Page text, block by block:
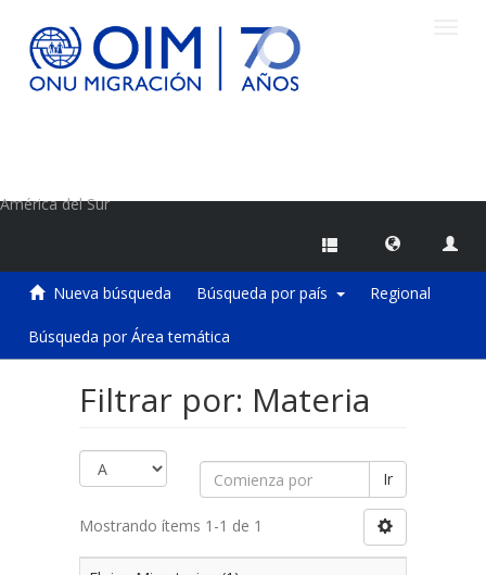
América del Sur
Nueva búsqueda Búsqueda por país Regional
Búsqueda por Área temática
Filtrar por: Materia
Ir
Mostrando ítems 1-1 de 1